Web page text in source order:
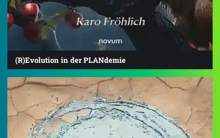
(R)Evolution in der PLANdemie